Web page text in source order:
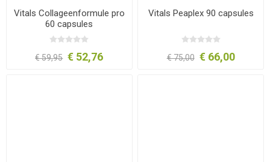
Vitals Collageenformule pro
60 capsules
€ 59,95 € 52,76
Vitals Peaplex 90 capsules
€ 75,00 € 66,00